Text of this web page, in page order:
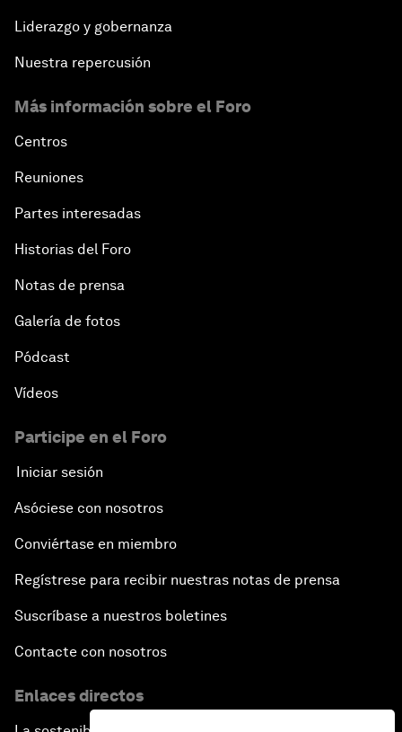
Liderazgo y gobernanza
Nuestra repercusión
Más información sobre el Foro
Centros
Reuniones
Partes interesadas
Historias del Foro
Notas de prensa
Galería de fotos
Pódcast
Vídeos
Participe en el Foro
Iniciar sesión
Asóciese con nosotros
Conviértase en miembro
Regístrese para recibir nuestras notas de prensa
Suscríbase a nuestros boletines
Contacte con nosotros
Enlaces directos